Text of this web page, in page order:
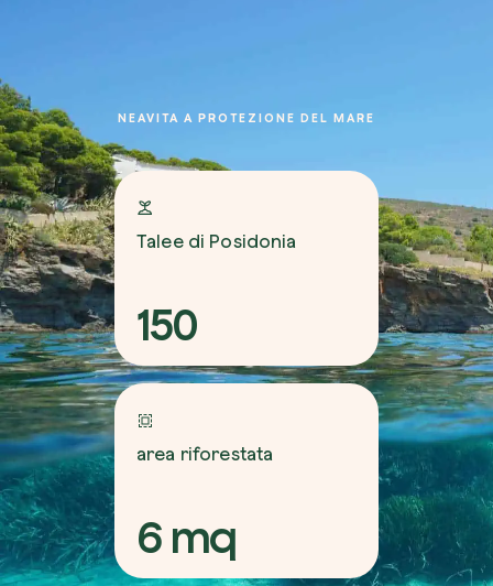
NEAVITA A PROTEZIONE DEL MARE
Talee di Posidonia
150
area riforestata
6 mq